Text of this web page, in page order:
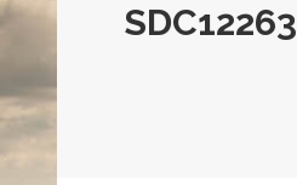
SDC12263